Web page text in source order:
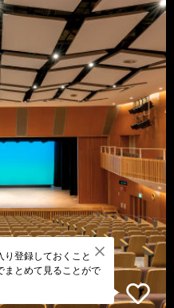
り登録しておくこと
まとめて見ることがで